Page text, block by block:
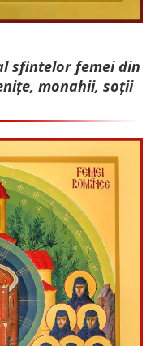
sfintelor femei din
monahii, soții